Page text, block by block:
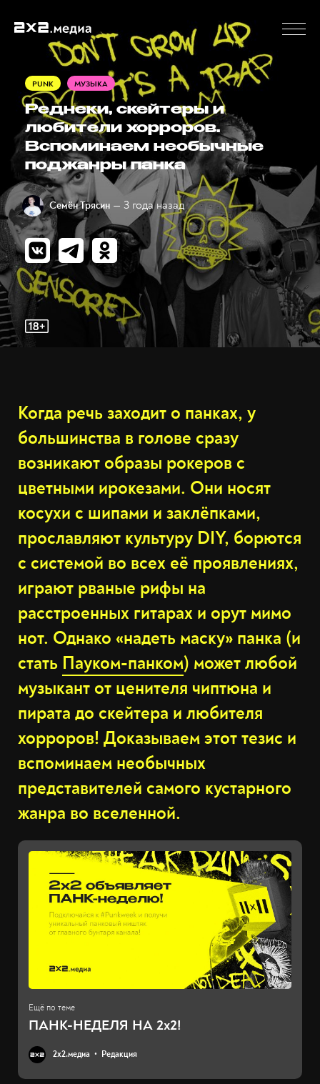
PUNK МУЗЫКА
Реднеки, скейтеры и
любители хорроров.
Вспоминаем необычные
поджанры панка
Семён Трясин — 3 года назад
Когда речь заходит о панках, у
большинства в голове сразу
возникают образы рокеров с
цветными ирокезами. Они носят
косухи с шипами и заклёпками,
прославляют культуру DIY, борются
с системой во всех её проявлениях,
играют рваные рифы на
расстроенных гитарах и орут мимо
нот. Однако «надеть маску» панка (и
стать Пауком-панком) может любой
музыкант от ценителя чиптюна и
пирата до скейтера и любителя
хорроров! Доказываем этот тезис и
вспоминаем необычных
представителей самого кустарного
жанра во вселенной.
ПАНК-НЕДЕЛЯ НА 2x2!
2х2.медиа Редакция